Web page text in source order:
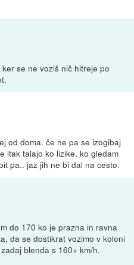
se ne voziš nič hitreje po
od doma. če ne pa se izogibaj
itak talajo ko lizike, ko gledam
pa.. jaz jih ne bi dal na cesto.
do 170 ko je prazna in ravna
da se dostikrat vozimo v koloni
blenda s 160+ km/h.